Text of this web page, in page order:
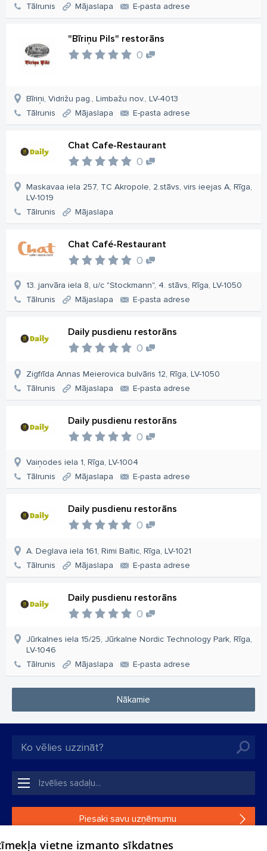
Tālrunis
Mājaslapa E-pasta adrese
"Bīriņu Pils" restorāns
0
Bīriņi, Vidrižu pag., Limbažu nov., LV-4013
Tālrunis
Mājaslapa E-pasta adrese
Chat Cafe-Restaurant
0
Maskavaa iela 257, TC Akropole, 2.stāvs, virs ieejas A, Rīga,
LV-1019
Tālrunis
Mājaslapa
Chat Café-Restaurant
0
13. janvāra iela 8, u/c "Stockmann", 4. stāvs, Rīga, LV-1050
Tālrunis
Mājaslapa E-pasta adrese
Daily pusdienu restorāns
0
Zigfrīda Annas Meierovica bulvāris 12, Rīga, LV-1050
Tālrunis
Mājaslapa E-pasta adrese
Daily pusdienu restorāns
0
Vaiņodes iela 1, Rīga, LV-1004
Tālrunis
Mājaslapa E-pasta adrese
Daily pusdienu restorāns
0
A. Deglava iela 161, Rimi Baltic, Rīga, LV-1021
Tālrunis
Mājaslapa E-pasta adrese
Daily pusdienu restorāns
0
Jūrkalnes iela 15/25, Jūrkalne Nordic Technology Park, Rīga,
LV-1046
Tālrunis
Mājaslapa E-pasta adrese
Nākamie
Piesaki savu uzņēmumu
Ja tavs uzņēmums nav mūsu datubāzē, aizpildi vienkāršu
vietne izmanto sīkdatnes